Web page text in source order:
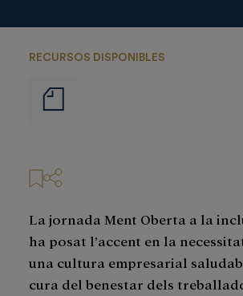
RECURSOS DISPONIBLES
de
La jornada Ment Oberta a la
ha posat l’accent en la
una cultura empresarial
cura del benestar dels